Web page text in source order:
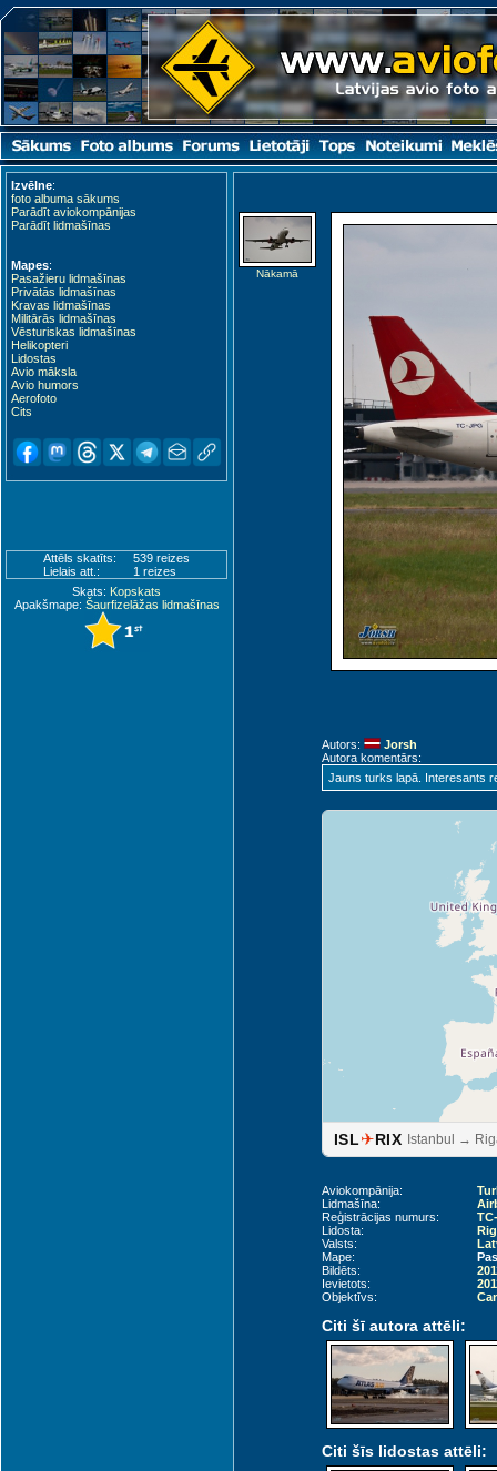
Izvēlne:
foto albuma sākums
Parādīt aviokompānijas
Parādīt lidmašīnas
Mapes:
Pasažieru lidmašīnas
Privātās lidmašīnas
Kravas lidmašīnas
Militārās lidmašīnas
Vēsturiskas lidmašīnas
Helikopteri
Lidostas
Avio māksla
Avio humors
Aerofoto
Cits
Attēls skatīts:
539 reizes
Lielais att.:
1 reizes
Skats: Kopskats
Apakšmape: Šaurfizelāžas lidmašīnas
Nākamā
Autors:
Jorsh
Autora komentārs:
Jauns turks lapā. Interesants
ISL✈RIX Istanbul →
Aviokompānija:
Lidmašīna:
Reģistrācijas numurs:
Lidosta:
Valsts:
Mape:
Bildēts:
Ievietots:
Objektīvs:
Citi šī autora attēli:
Citi šīs lidostas attēli: